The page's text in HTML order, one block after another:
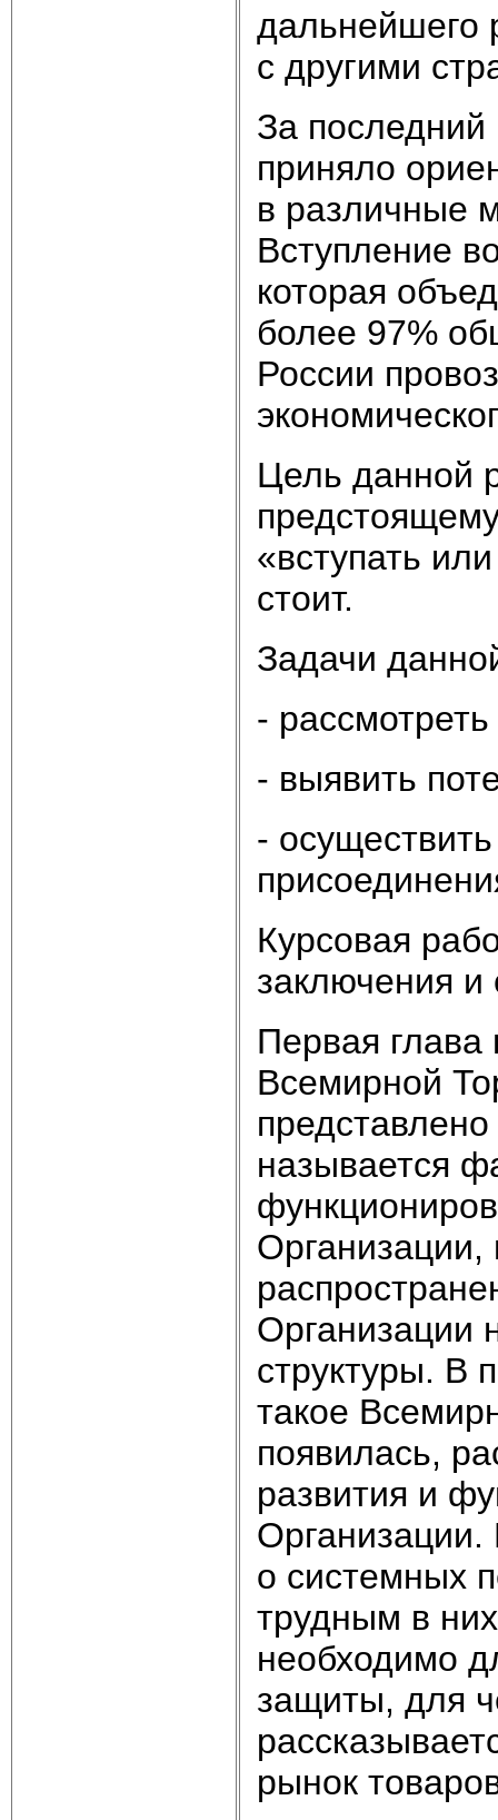
дальнейшего
с другими
За последний
приняло
в различные
Вступление
которая
более 97%
России
Цель данной
«вступать
стоит.
Задачи
-
- выявить
-
Курсовая
заключения и
Первая глава
Всемирной
называется
Организации,
Организации
структуры. В
такое
появилась,
развития и
Организации.
о системных
трудным в
необходимо
защиты, для
рынок